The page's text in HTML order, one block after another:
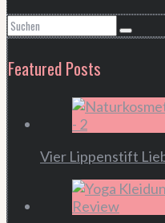
Featured Posts
Vier Lippenstift